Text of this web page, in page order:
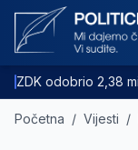
Početna / Vijesti /